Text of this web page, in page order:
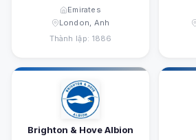
Emirates
London, Anh
Thành lập: 1886
Brighton & Hove Albion